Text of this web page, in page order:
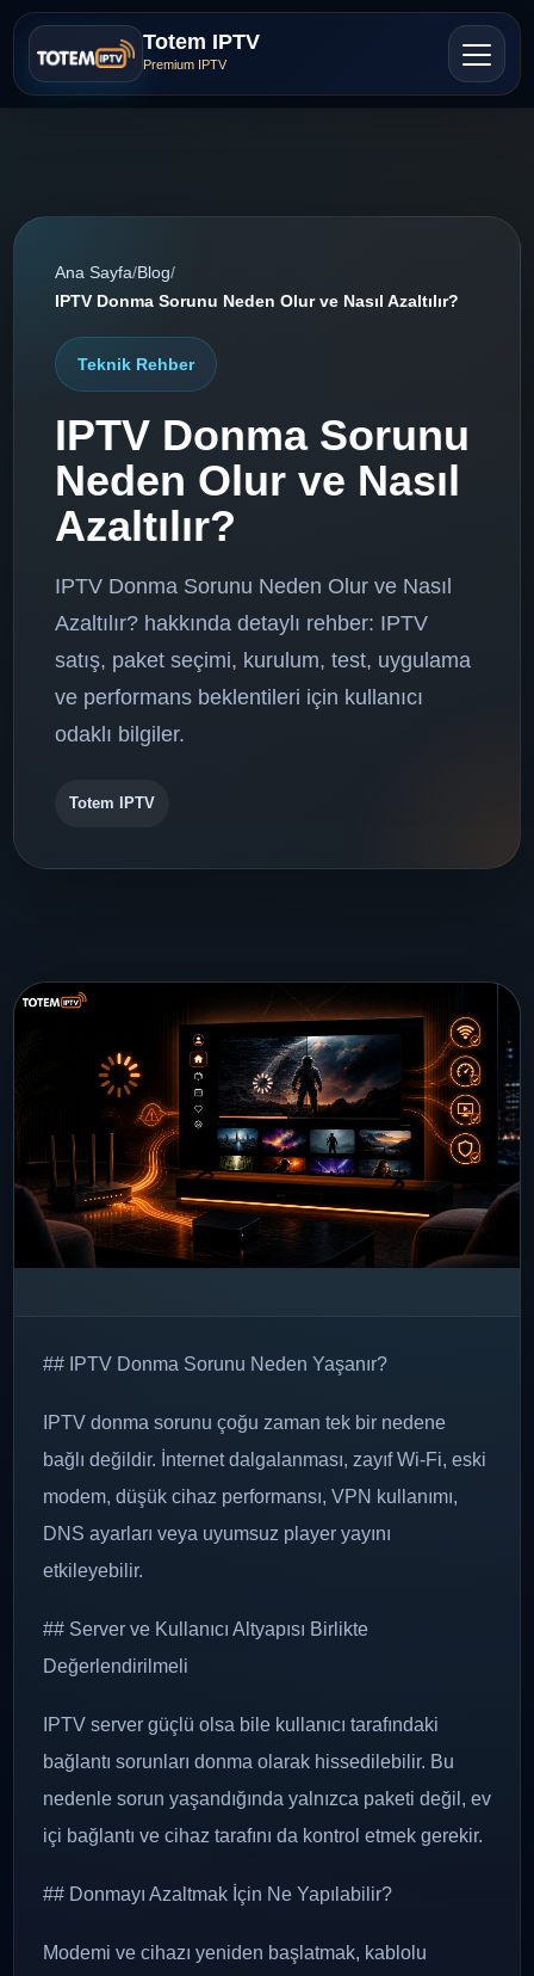
Totem IPTV
Premium IPTV
Ana Sayfa/Blog/
IPTV Donma Sorunu Neden Olur ve Nasıl Azaltılır?
Teknik Rehber
IPTV Donma Sorunu
Neden Olur ve Nasıl
Azaltılır?
IPTV Donma Sorunu Neden Olur ve Nasıl
Azaltılır? hakkında detaylı rehber: IPTV
satış, paket seçimi, kurulum, test, uygulama
ve performans beklentileri için kullanıcı
odaklı bilgiler.
Totem IPTV
## IPTV Donma Sorunu Neden Yaşanır?
IPTV donma sorunu çoğu zaman tek bir nedene
bağlı değildir. İnternet dalgalanması, zayıf Wi-Fi, eski
modem, düşük cihaz performansı, VPN kullanımı,
DNS ayarları veya uyumsuz player yayını
etkileyebilir.
## Server ve Kullanıcı Altyapısı Birlikte
Değerlendirilmeli
IPTV server güçlü olsa bile kullanıcı tarafındaki
bağlantı sorunları donma olarak hissedilebilir. Bu
nedenle sorun yaşandığında yalnızca paketi değil, ev
içi bağlantı ve cihaz tarafını da kontrol etmek gerekir.
## Donmayı Azaltmak İçin Ne Yapılabilir?
Modemi ve cihazı yeniden başlatmak, kablolu